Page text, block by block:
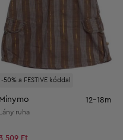
-50% a FESTIVE kóddal
Minymo 12-18m
Lány ruha
509 Ft